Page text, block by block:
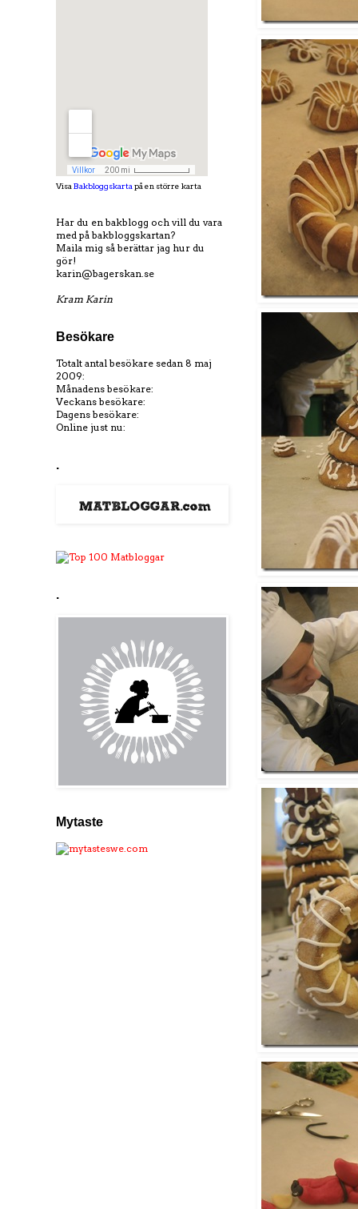
Visa Bakbloggskarta på en större karta
Har du en bakblogg och vill du vara
med på bakbloggskartan?
Maila mig så berättar jag hur du
gör!
karin@bagerskan.se
Kram Karin
Besökare
Totalt antal besökare sedan 8 maj
2009:
Månadens besökare:
Veckans besökare:
Dagens besökare:
Online just nu:
.
.
Mytaste